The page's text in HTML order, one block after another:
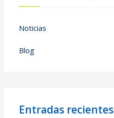
Noticias
Blog
Entradas recientes